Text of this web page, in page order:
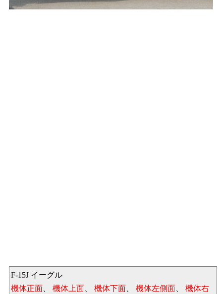
F-15J イーグル
機体正面
機体上面 機体下面 機体左側面 機体右